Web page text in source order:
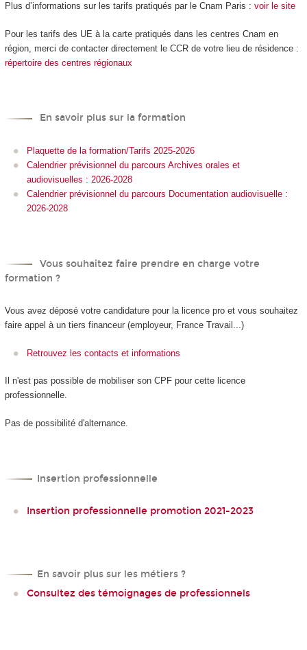
Plus d’informations sur les tarifs pratiqués par le Cnam Paris : voir le site
Pour les tarifs des UE à la cartepratiqués dans les centres Cnam en
région, merci de contacter directement le CCR de votre lieu de résidence :
répertoire des centres régionaux
En savoir plus sur la formation
Plaquette de la formation/Tarifs 2025-2026
Calendrier prévisionnel du parcours Archives orales et
audiovisuelles : 2026-2028
Calendrier prévisionnel du parcours Documentation audiovisuelle :
2026-2028
Vous souhaitez faire prendre en charge votre
formation ?
Vous avez déposé votre candidature pour la licence pro et vous souhaitez
faire appel à un tiers financeur (employeur, France Travail...)
Retrouvez les contacts et informations
Il n'est pas possible de mobiliser son CPFpour cette licence
professionnelle.
Pas de possibilité d'alternance.
Insertion professionnelle
Insertion professionnelle promotion 2021-2023
En savoir plus sur les métiers ?
Consultez des témoignages de professionnels